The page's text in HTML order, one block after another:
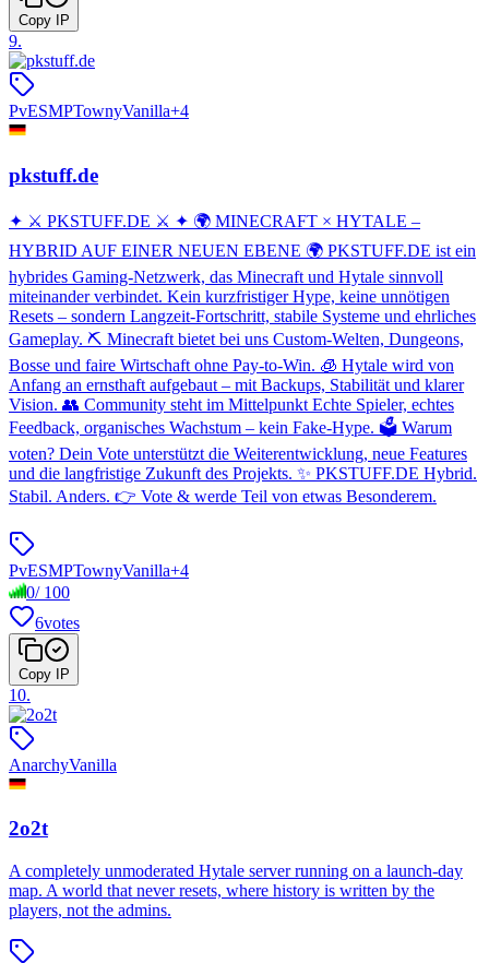
Copy IP
9.
PvESMPTownyVanilla+4
pkstuff.de
✦ ⚔️ PKSTUFF.DE ⚔️ ✦ 🌍 MINECRAFT × HYTALE –
HYBRID AUF EINER NEUEN EBENE 🌍 PKSTUFF.DE ist ein
hybrides Gaming-Netzwerk, das Minecraft und Hytale sinnvoll
miteinander verbindet. Kein kurzfristiger Hype, keine unnötigen
Resets – sondern Langzeit-Fortschritt, stabile Systeme und ehrliches
Gameplay. ⛏️ Minecraft bietet bei uns Custom-Welten, Dungeons,
Bosse und faire Wirtschaft ohne Pay-to-Win. 🧊 Hytale wird von
Anfang an ernsthaft aufgebaut – mit Backups, Stabilität und klarer
Vision. 👥 Community steht im Mittelpunkt Echte Spieler, echtes
Feedback, organisches Wachstum – kein Fake-Hype. 🗳️ Warum
voten? Dein Vote unterstützt die Weiterentwicklung, neue Features
und die langfristige Zukunft des Projekts. ✨ PKSTUFF.DE Hybrid.
Stabil. Anders. 👉 Vote & werde Teil von etwas Besonderem.
PvESMPTownyVanilla+4
0/ 100
6votes
Copy IP
10.
AnarchyVanilla
2o2t
A completely unmoderated Hytale server running on a launch-day
map. A world that never resets, where history is written by the
players, not the admins.